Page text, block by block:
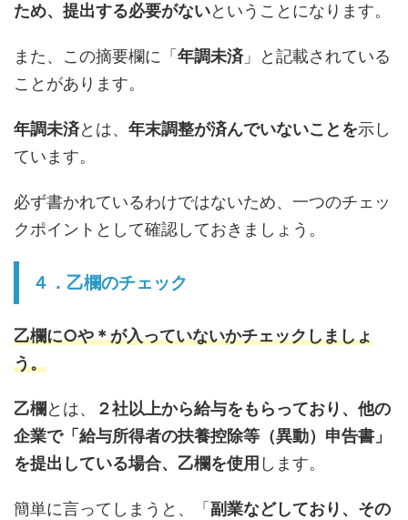
ため、提出する必要がないということになります。
また、この摘要欄に「 年調未済」と記載されている
ことがあります。
年調未済とは、 年末調整が済んでいないことを示し
ています。
必ず書かれているわけではないため、一つのチェッ
クポイントとして確認しておきましょう。
４．乙欄のチェック
乙欄に○や＊が入っていないかチェックしましょ
う。
乙欄とは、
２社以上から給与をもらっており、他の
企業で「給与所得者の扶養控除等（異動）申告書」
を提出している場合、乙欄を使用 します。
簡単に言ってしまうと、「 副業などしており、その